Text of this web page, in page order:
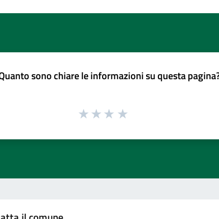
sono chiare le informazioni su questa